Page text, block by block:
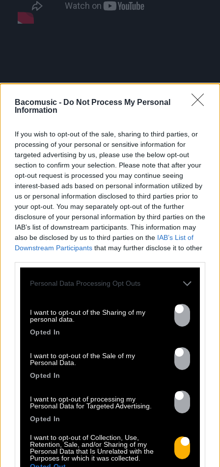
Bacomusic - Do Not Process My Personal
Information
If you wish to opt-out of the sale, sharing to third parties, or
processing of your personal or sensitive information for
targeted advertising by us, please use the below opt-out
section to confirm your selection. Please note that after your
opt-out request is processed you may continue seeing
interest-based ads based on personal information utilized by
us or personal information disclosed to third parties prior to
your opt-out. You may separately opt-out of the further
disclosure of your personal information by third parties on the
IAB’s list of downstream participants. This information may
also be disclosed by us to third parties on the IAB’s List of
Downstream Participants that may further disclose it to other
Personal Data Processing Opt Outs
I want to opt-out of the Sharing of my
personal data.
Opted In
I want to opt-out of the Sale of my
Personal Data.
Opted In
I want to opt-out of processing my
Personal Data for Targeted Advertising.
Opted In
I want to opt-out of Collection, Use,
Retention, Sale, and/or Sharing of my
Personal Data that Is Unrelated with the
Purposes for which it was collected.
TOUTES LES
13.07